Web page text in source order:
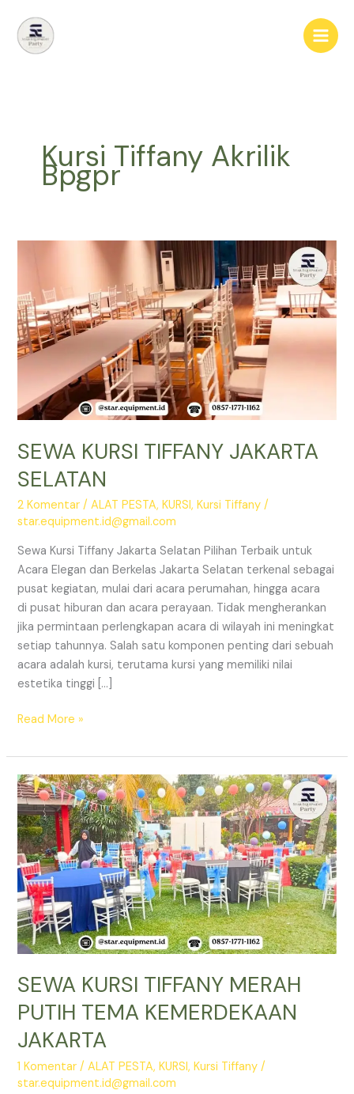
konten
Kursi Tiffany Akrilik
Bpgpr
SEWA KURSI TIFFANY JAKARTA
SELATAN
2 Komentar /ALAT PESTA,KURSI,Kursi Tiffany /
star.equipment.id@gmail.com
Sewa Kursi Tiffany Jakarta Selatan Pilihan Terbaik untuk
Acara Elegan dan Berkelas Jakarta Selatan terkenal sebagai
pusat kegiatan, mulai dari acara perumahan, hingga acara
di pusat hiburan dan acara perayaan. Tidak mengherankan
jika permintaan perlengkapan acara di wilayah ini meningkat
setiap tahunnya. Salah satu komponen penting dari sebuah
acara adalah kursi, terutama kursi yang memiliki nilai
estetika tinggi […]
SEWA
TIFFANY
JAKARTA
SELATAN
Read More »
SEWA KURSI TIFFANY MERAH
PUTIH TEMA KEMERDEKAAN
JAKARTA
1 Komentar /ALAT PESTA,KURSI,Kursi Tiffany /
star.equipment.id@gmail.com